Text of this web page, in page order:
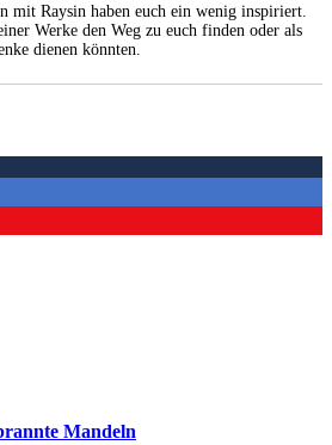
mit Raysin haben euch ein wenig inspiriert.
Werke den Weg zu euch finden oder als
dienen könnten.
Mandeln